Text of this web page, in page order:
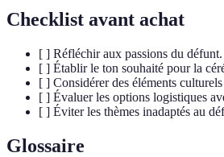
Checklist avant achat
[ ] Réfléchir aux passions du défunt.
[ ] Établir le ton souhaité pour la
[ ] Considérer des éléments
[ ] Évaluer les options logistiques
[ ] Éviter les thèmes inadaptés au
Glossaire